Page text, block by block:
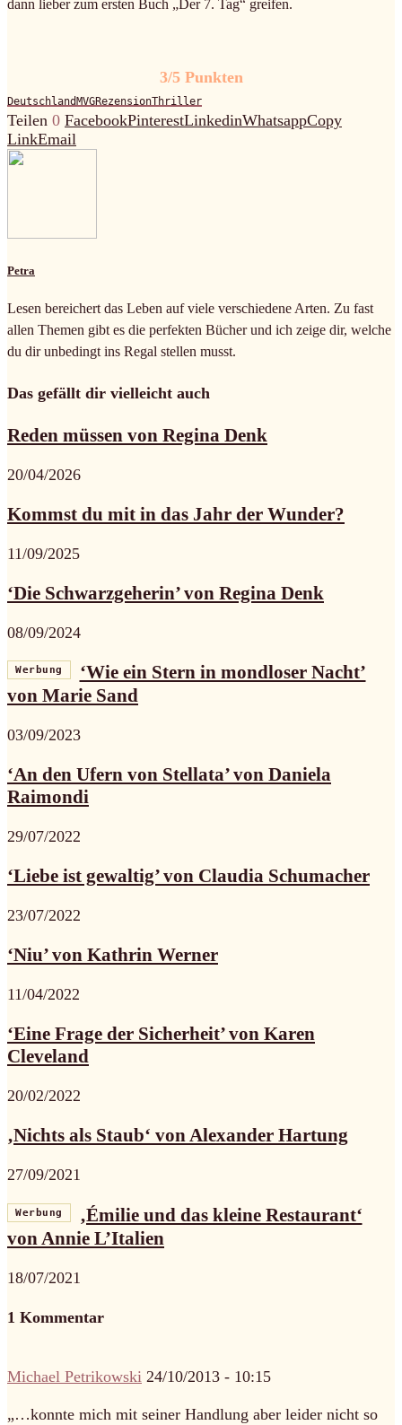
dann lieber zum ersten Buch „Der 7. Tag“ greifen.
3/5 Punkten
Deutschland MVGRezensionThriller
Teilen 0 FacebookPinterestLinkedinWhatsappCopy
LinkEmail
Petra
Lesen bereichert das Leben auf viele verschiedene Arten. Zu fast
allen Themen gibt es die perfekten Bücher und ich zeige dir, welche
du dir unbedingt ins Regal stellen musst.
Das gefällt dir vielleicht auch
Reden müssen von Regina Denk
20/04/2026
Kommst du mit in das Jahr der Wunder?
11/09/2025
‘Die Schwarzgeherin’ von Regina Denk
08/09/2024
Werbung
‘Wie ein Stern in mondloser Nacht’
von Marie Sand
03/09/2023
‘An den Ufern von Stellata’ von Daniela
Raimondi
29/07/2022
‘Liebe ist gewaltig’ von Claudia Schumacher
23/07/2022
‘Niu’ von Kathrin Werner
11/04/2022
‘Eine Frage der Sicherheit’ von Karen
Cleveland
20/02/2022
‚Nichts als Staub‘ von Alexander Hartung
27/09/2021
Werbung
‚Émilie und das kleine Restaurant‘
von Annie L’Italien
18/07/2021
1 Kommentar
Michael Petrikowski 24/10/2013 - 10:15
„…konnte mich mit seiner Handlung aber leider nicht so